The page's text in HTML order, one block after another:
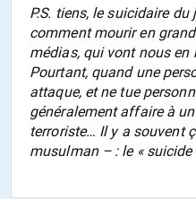
P.S. tiens, le suicidaire
comment mourir en
médias, qui vont nous
Pourtant, quand une
attaque, et ne tue
généralement affaire à
terroriste… Il y a souvent
musulman – : le « suicide